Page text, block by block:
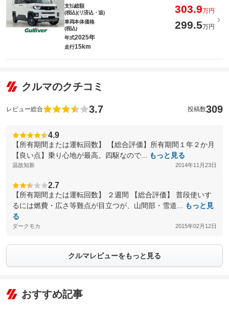
支払総額
(税込)(リ済込・追)
303.9万円
車両本体価格
(税込)
299.5万円
年式2025年
走行15km
クルマのクチコミ
レビュー総合 3.7 投稿数309
4.9
【所有期間または運転回数】 【総合評価】所有期間１年２か月
【良い点】乗り心地が最高。四駆なので...
もっと見る
温故知新 2014年11月23日
2.7
【所有期間または運転回数】 ２週間 【総合評価】 普段使いす
るには燃費・広さ等難点が目立つが、山間部・雪道...
もっと見
る
ダークモカ 2015年02月12日
クルマレビューをもっと見る
おすすめ記事